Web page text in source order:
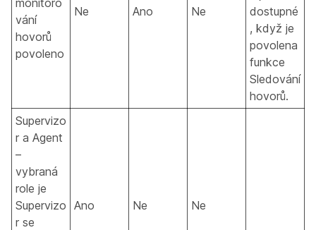
monitoro
vání
hovorů
povoleno
Ne Ano Ne
dostupné
, když je
povolena
funkce
Sledování
hovorů.
Supervizo
r a Agent
–
vybraná
role je
Supervizo
r se
Ano Ne Ne